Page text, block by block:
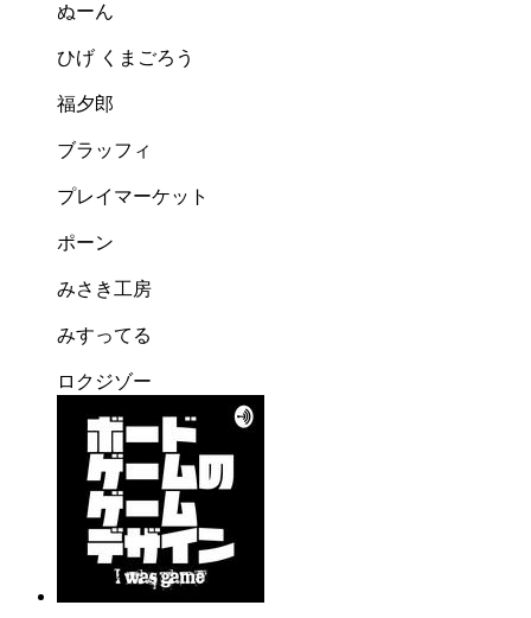
ぬーん
ひげ くまごろう
福夕郎
ブラッフィ
プレイマーケット
ポーン
みさき工房
みすってる
ロクジゾー